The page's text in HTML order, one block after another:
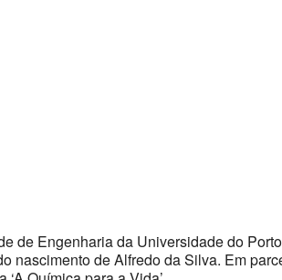
de Engenharia da Universidade do
nascimento de Alfredo da Silva. Em